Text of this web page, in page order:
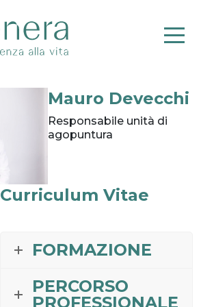
Mauro Devecchi
Responsabile unità di
agopuntura
Curriculum Vitae
FORMAZIONE
PERCORSO
PROFESSIONALE